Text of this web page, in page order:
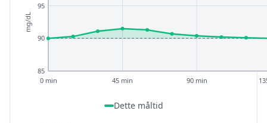
85
90
95
0 min 45 min 90 min
mg/dL
Dette måltid